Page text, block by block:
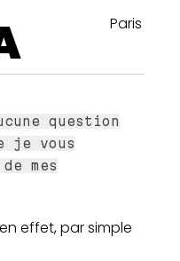
Paris
question
je vous
mes
effet, par simple